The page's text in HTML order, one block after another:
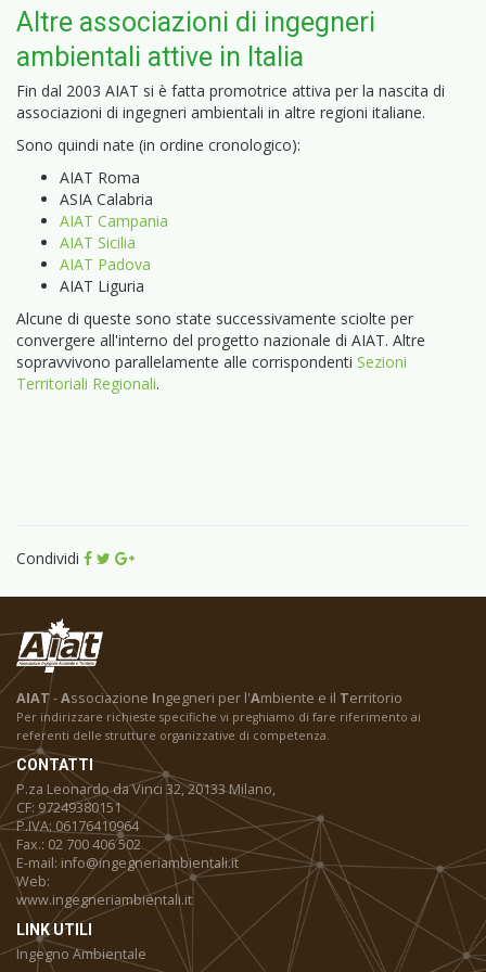
Altre associazioni di ingegneri
ambientali attive in Italia
Fin dal 2003 AIAT si è fatta promotrice attiva per la nascita di
associazioni di ingegneri ambientali in altre regioni italiane.
Sono quindi nate (in ordine cronologico):
AIAT Roma
ASIA Calabria
AIAT Campania
AIAT Sicilia
AIAT Padova
AIAT Liguria
Alcune di queste sono state successivamente sciolte per
convergere all'interno del progetto nazionale di AIAT. Altre
sopravvivono parallelamente alle corrispondenti Sezioni
Territoriali Regionali.
Condividi
AIAT-Associazione Ingegneri per l'Ambiente e il Territorio
Per indirizzare richieste specifiche vi preghiamo di fare riferimento ai
referenti delle strutture organizzative di competenza.
CONTATTI
P.za Leonardo da Vinci 32, 20133 Milano,
CF: 97249380151
P.IVA: 06176410964
Fax.: 02 700 406 502
E-mail: info@ingegneriambientali.it
Web:
www.ingegneriambientali.it
LINK UTILI
Ingegno Ambientale